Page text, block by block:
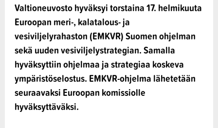
Valtioneuvosto hyväksyi torstaina 17. helmikuuta
Euroopan meri-, kalatalous- ja
vesiviljelyrahaston (EMKVR) Suomen ohjelman
sekä uuden vesiviljelystrategian. Samalla
hyväksyttiin ohjelmaa ja strategiaa koskeva
ympäristöselostus. EMKVR-ohjelma lähetetään
seuraavaksi Euroopan komissiolle
hyväksyttäväksi.